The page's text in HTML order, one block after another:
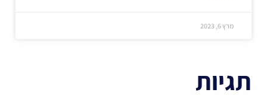
מרץ 6, 2023
תגיות